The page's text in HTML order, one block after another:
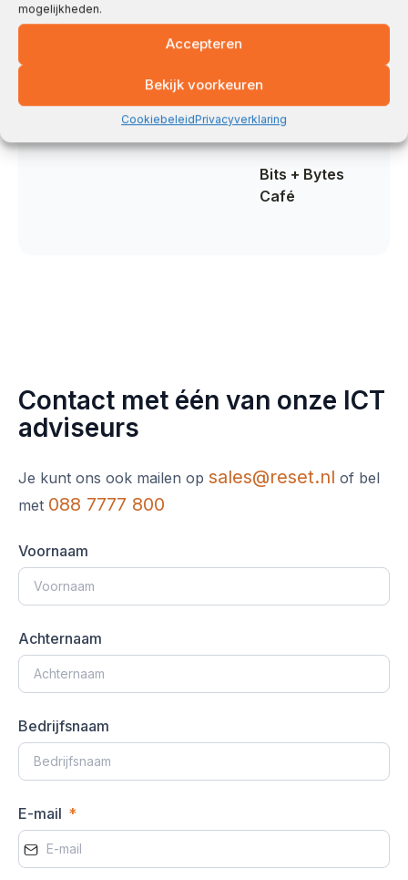
mogelijkheden.
Accepteren
Bekijk voorkeuren
CookiebeleidPrivacyverklaring
stap voor stap
naar een
en efficiënt
Bekijk alle
services
Buildings
Business
Intelligence
Bits + Bytes
Café
Contact met één van onze ICT
adviseurs
Je kunt ons ook mailen op sales@reset.nl of bel
met 088 7777 800
Voornaam
Achternaam
Bedrijfsnaam
E-mail